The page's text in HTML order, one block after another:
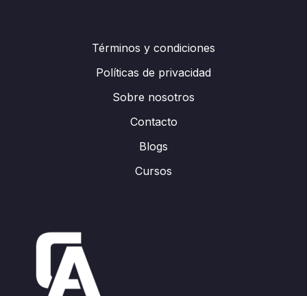
Términos y condiciones
Políticas de privacidad
Sobre nosotros
Contacto
Blogs
Cursos